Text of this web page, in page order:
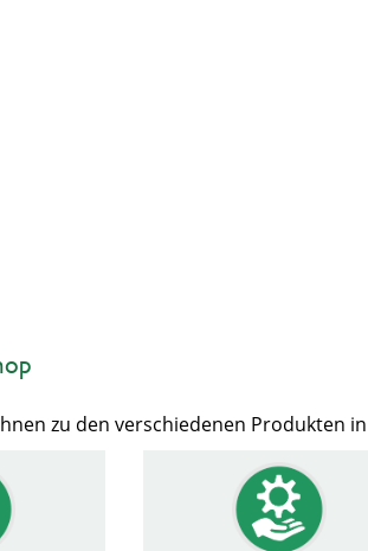
zu den verschiedenen Produkten